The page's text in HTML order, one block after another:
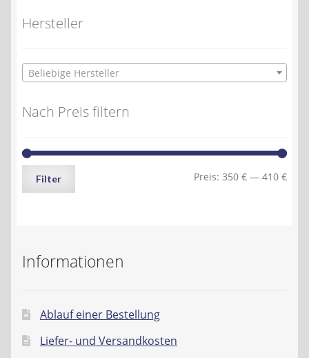
Hersteller
Beliebige Hersteller
Nach Preis filtern
Min.
Max.
Filter Preis: 350 € — 410 €
Informationen
Ablauf einer Bestellung
Liefer- und Versandkosten